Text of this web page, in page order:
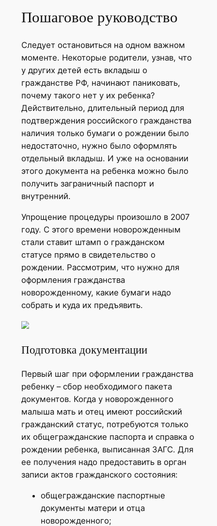
Пошаговое руководство
Следует остановиться на одном важном
моменте. Некоторые родители, узнав, что
у других детей есть вкладыш о
гражданстве РФ, начинают паниковать,
почему такого нет у их ребенка?
Действительно, длительный период для
подтверждения российского гражданства
наличия только бумаги о рождении было
недостаточно, нужно было оформлять
отдельный вкладыш. И уже на основании
этого документа на ребенка можно было
получить заграничный паспорт и
внутренний.
Упрощение процедуры произошло в 2007
году. С этого времени новорожденным
стали ставит штамп о гражданском
статусе прямо в свидетельство о
рождении. Рассмотрим, что нужно для
оформления гражданства
новорожденному, какие бумаги надо
собрать и куда их предъявить.
Подготовка документации
Первый шаг при оформлении гражданства
ребенку – сбор необходимого пакета
документов. Когда у новорожденного
малыша мать и отец имеют российский
гражданский статус, потребуются только
их общегражданские паспорта и справка о
рождении ребенка, выписанная ЗАГС. Для
ее получения надо предоставить в орган
записи актов гражданского состояния:
общегражданские паспортные
документы матери и отца
новорожденного;